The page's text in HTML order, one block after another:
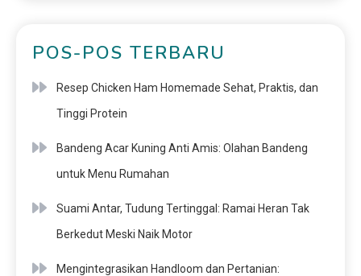
POS-POS TERBARU
Resep Chicken Ham Homemade Sehat, Praktis, dan
Tinggi Protein
Bandeng Acar Kuning Anti Amis: Olahan Bandeng
untuk Menu Rumahan
Suami Antar, Tudung Tertinggal: Ramai Heran Tak
Berkedut Meski Naik Motor
Mengintegrasikan Handloom dan Pertanian: